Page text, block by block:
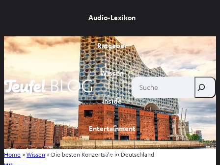
Audio-Lexikon
Ratgeber
Wissen
Inside
Entertainment
Shop
Suche
Home »Wissen » Die besten Konzertsäle in Deutschland